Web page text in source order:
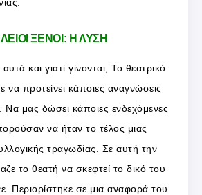
ΞΕΝΟΙ: Η ΛΥΣΗ
και γιατί γίνονται; Το θεατρικό
να προτείνει κάποιες αναγνώσεις
μας δώσει κάποιες ενδεχόμενες
να ήταν το τέλος μιας
τραγωδίας. Σε αυτή την
το θεατή να σκεφτεί το δικό του
Περιορίστηκε σε μια αναφορά του